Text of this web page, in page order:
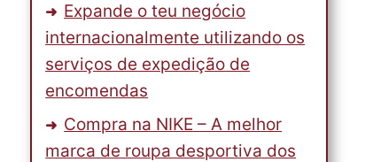
Expande o teu negócio
internacionalmente utilizando os
serviços de expedição de
encomendas
Compra na NIKE – A melhor
marca de roupa desportiva dos